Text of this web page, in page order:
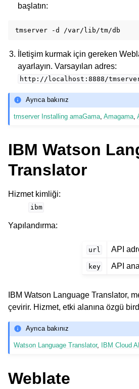
başlatın:
tmserver -d
İletişim kurmak için gereken
ayarlayın. Varsayılan adres:
http://localhost:8888/
Ayrıca bakınız
tmserver Installing amaGama ,Amagama ,
IBM Watson
Translator
Hizmet kimliği:
ibm
Yapılandırma:
url API
key API
IBM Watson Language Translator,
çevirir. Hizmet, etki alanına özgü
Ayrıca bakınız
Watson Language Translator, IBM Cloud
Weblate